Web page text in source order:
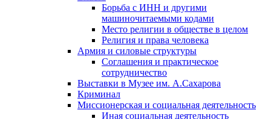
Борьба с ИНН и другими
машиночитаемыми кодами
Место религии в обществе в целом
Религия и права человека
Армия и силовые структуры
Соглашения и практическое
сотрудничество
Выставки в Музее им. А.Сахарова
Криминал
Миссионерская и социальная деятельность
Иная социальная деятельность